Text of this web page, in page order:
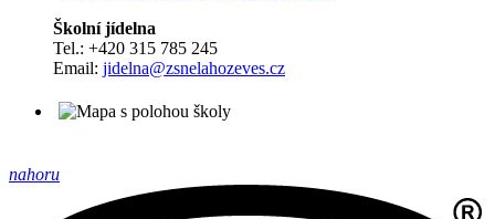
Školní jídelna
Tel.: +420 315 785 245
Email: jidelna@zsnelahozeves.cz
nahoru